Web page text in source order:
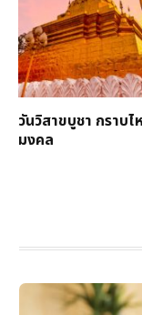
วันวิสาขบูชา กราบไ
มงคล